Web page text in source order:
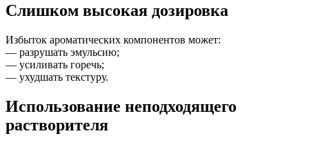
Слишком высокая дозировка
Избыток ароматических компонентов может:
— разрушать эмульсию;
— усиливать горечь;
— ухудшать текстуру.
Использование неподходящего
растворителя